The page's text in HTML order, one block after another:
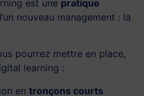
est une pratique
nouveau management : la
pourrez mettre en place,
learning :
en tronçons courts